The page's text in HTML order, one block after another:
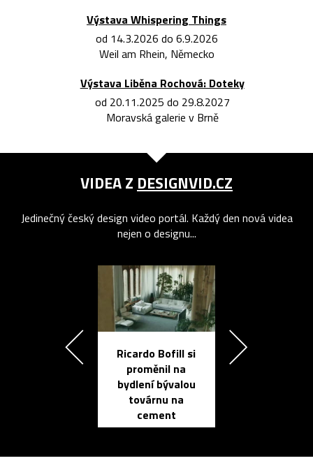
Výstava Whispering Things
od 14.3.2026 do 6.9.2026
Weil am Rhein, Německo
Výstava Liběna Rochová: Doteky
od 20.11.2025 do 29.8.2027
Moravská galerie v Brně
VIDEA Z DESIGNVID.CZ
Jedinečný český design video portál. Každý den nová videa
nejen o designu...
Ricardo Bofill si
proměnil na
bydlení bývalou
továrnu na
cement